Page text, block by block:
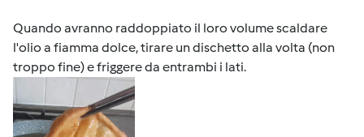
Quando avranno raddoppiato il loro volume scaldare
l'olio a fiamma dolce, tirare un dischetto alla volta (non
troppo fine) e friggere da entrambi i lati.